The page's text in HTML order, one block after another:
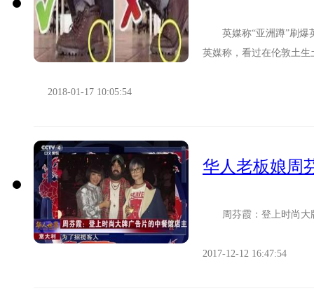
英媒称“亚洲蹲”刷爆
英媒称，看过在伦敦土
2018-01-17 10:05:54
华人老板娘周
周芬霞：登上时尚大
2017-12-12 16:47:54